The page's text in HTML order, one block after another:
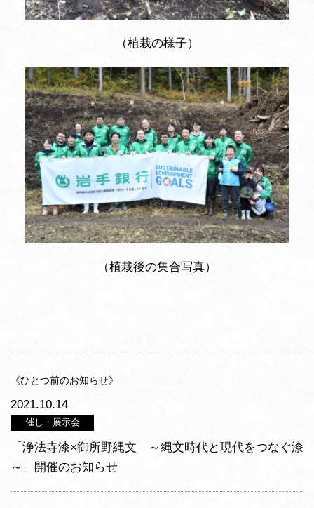
（植栽の様子）
（植栽後の集合写真）
《ひとつ前のお知らせ》
2021.10.14
催し・展示会
「浄法寺漆×御所野縄文 ～縄文時代と現代をつなぐ漆
～」開催のお知らせ